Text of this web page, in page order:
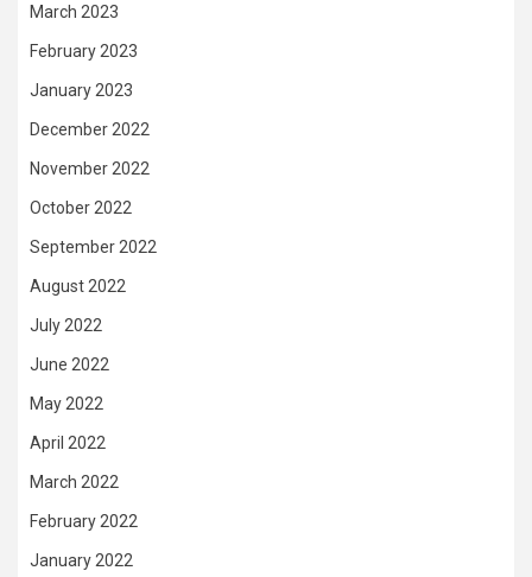
March 2023
February 2023
January 2023
December 2022
November 2022
October 2022
September 2022
August 2022
July 2022
June 2022
May 2022
April 2022
March 2022
February 2022
January 2022